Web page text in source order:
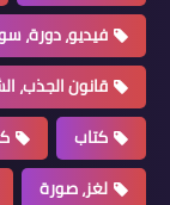
فيديو، دورة،
قانون الجذب،
كتاب
لغز، صورة